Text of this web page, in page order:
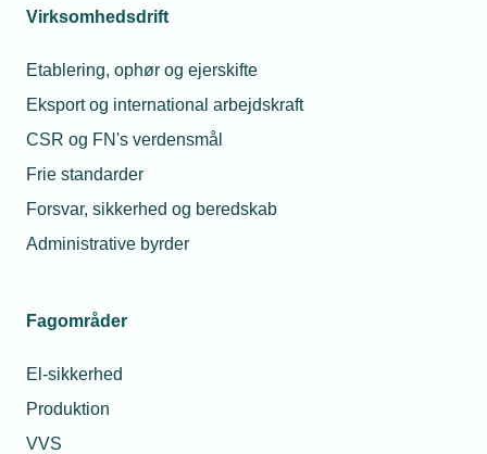
Virksomhedsdrift
Etablering, ophør og ejerskifte
Eksport og international arbejdskraft
CSR og FN's verdensmål
Frie standarder
Forsvar, sikkerhed og beredskab
Administrative byrder
Fagområder
El-sikkerhed
Produktion
VVS
Installatør kræver klare svar på emhætte-regler
Reglerne for installation af emhætter i nybyggeri er gjort så
Installatør kræver derfor klart svar på, hvad han og resten
af branchen skal gøre.